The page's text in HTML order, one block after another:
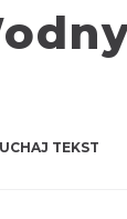
TEKST